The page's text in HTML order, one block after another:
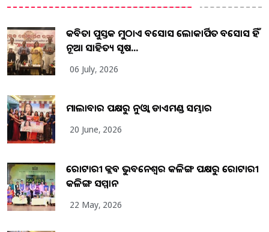
କବିତା ପୁସ୍ତକ ମୁଠାଏ ଅବସୋସ ଲୋକାର୍ପିତ ଅବସୋସ ହିଁ
ନୂଆ ସାହିତ୍ୟ ସୃଷ...
06 July, 2026
ମାଲାବାର ପକ୍ଷରୁ ନୁଓ୍ବା ଡାଏମଣ୍ଡ ସମ୍ଭାର
20 June, 2026
ରୋଟାରୀ କ୍ଲବ ଭୁବନେଶ୍ୱର କଳିଙ୍ଗ ପକ୍ଷରୁ ରୋଟାରୀ
କଳିଙ୍ଗ ସମ୍ମାନ
22 May, 2026